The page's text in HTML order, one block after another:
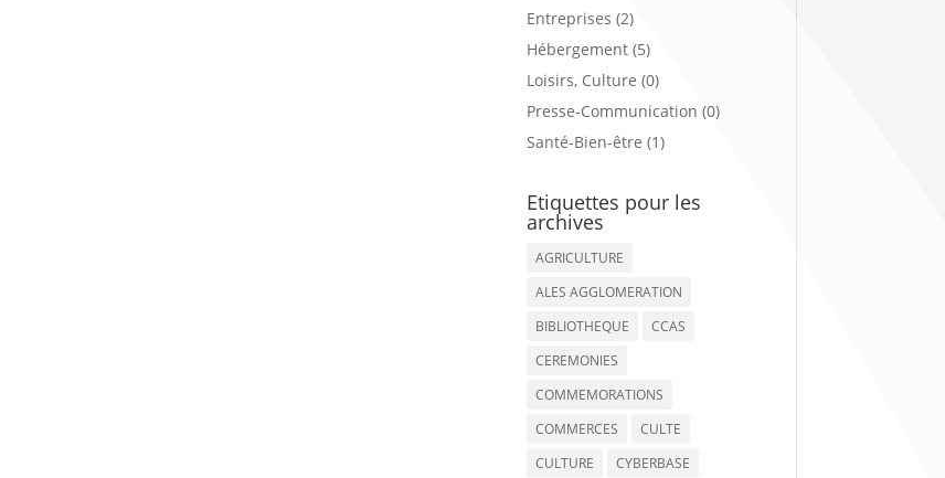
Entreprises (2)
Hébergement (5)
Loisirs, Culture (0)
Presse-Communication (0)
Santé-Bien-être (1)
Etiquettes pour les
archives
AGRICULTURE
ALES AGGLOMERATION
BIBLIOTHEQUE
CCAS
CEREMONIES
COMMEMORATIONS
COMMERCES
CULTE
CULTURE
CYBERBASE